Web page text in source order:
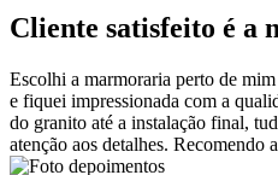
Cliente satisfeito é a
Escolhi a marmoraria perto de
e fiquei impressionada com a
do granito até a instalação final,
atenção aos detalhes. Recomendo